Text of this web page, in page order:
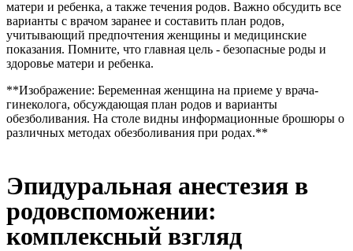
матери и ребенка, а также течения родов. Важно обсудить все
варианты с врачом заранее и составить план родов,
учитывающий предпочтения женщины и медицинские
показания. Помните, что главная цель - безопасные роды и
здоровье матери и ребенка.
**Изображение: Беременная женщина на приеме у врача-
гинеколога, обсуждающая план родов и варианты
обезболивания. На столе видны информационные брошюры о
различных методах обезболивания при родах.**
Эпидуральная анестезия в
родовспоможении:
комплексный взгляд